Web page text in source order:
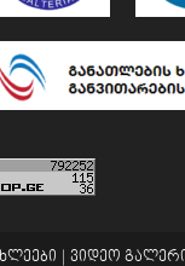
ვიდეო